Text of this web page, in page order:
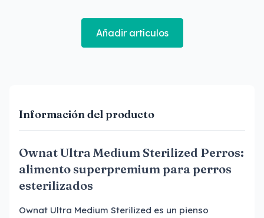
Añadir artículos
Información del producto
Ownat Ultra Medium Sterilized Perros:
alimento superpremium para perros
esterilizados
Ownat Ultra Medium Sterilized es un pienso